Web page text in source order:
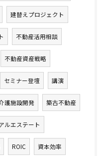
建替えプロジェクト
不動産活用相談
不動産資産戦略
セミナー登壇 講演
護施設開発 築古不動産
ルエステート
ROIC 資本効率